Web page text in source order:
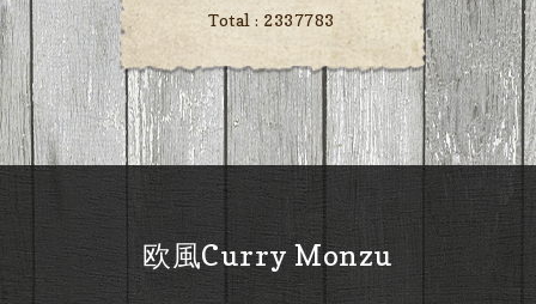
Total : 2337783
欧風Curry Monzu